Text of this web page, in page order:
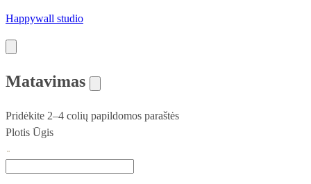
Happywall studio
Matavimas
Pridėkite 2–4 colių papildomos paraštės
Plotis Ūgis